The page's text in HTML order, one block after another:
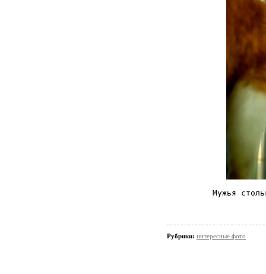
Мужья
Рубрики: интересные фото